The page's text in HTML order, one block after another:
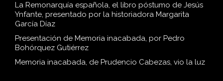
La Remonarquía española, el libro póstumo de Jesús
Ynfante, presentado por la historiadora Margarita
García Díaz
Presentación de Memoria inacabada, por Pedro
Bohórquez Gutiérrez
Memoria inacabada, de Prudencio Cabezas, vio la luz